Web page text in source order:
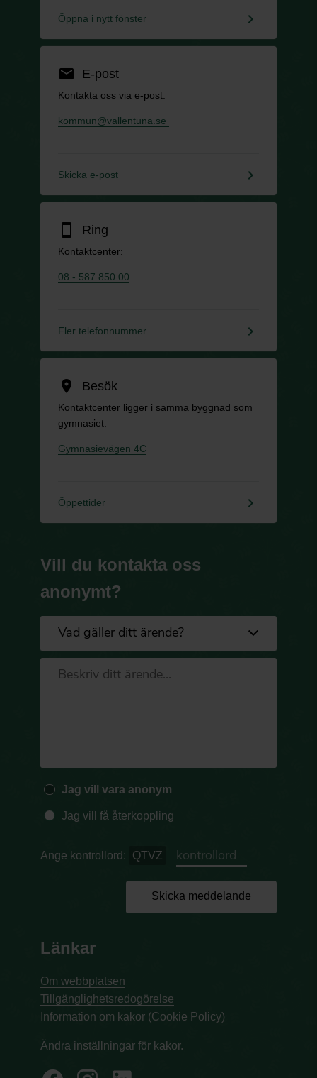
Öppna i nytt fönster keyboard_arrow_right
email E-post
Kontakta oss via e-post.
kommun@vallentuna.se
Skicka e-post keyboard_arrow_right
smartphone Ring
Kontaktcenter:
08 - 587 850 00
Fler telefonnummer keyboard_arrow_right
location_on Besök
Kontaktcenter ligger i samma byggnad som
gymnasiet:
Gymnasievägen 4C
Öppettider keyboard_arrow_right
Vill du kontakta oss
anonymt?
Jag vill vara anonym
Jag vill få återkoppling
Ange kontrollord: QTVZ
Skicka meddelande
Länkar
Om webbplatsen
Tillgänglighetsredogörelse
Information om kakor (Cookie Policy)
Ändra inställningar för kakor.